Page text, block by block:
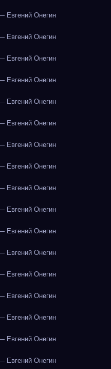
Евгений Онегин
Евгений Онегин
Евгений Онегин
Евгений Онегин
Евгений Онегин
Евгений Онегин
Евгений Онегин
Евгений Онегин
Евгений Онегин
Евгений Онегин
Евгений Онегин
Евгений Онегин
Евгений Онегин
Евгений Онегин
Евгений Онегин
Евгений Онегин
Евгений Онегин